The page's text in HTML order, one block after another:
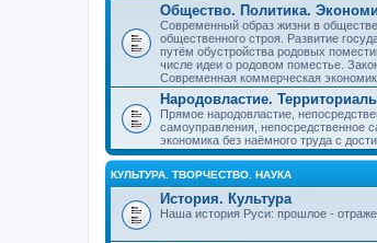
Общество. Политика.
Современный образ жизни в
общественного строя. Развитие
путём обустройства родовых
числе идеи о родовом поместье.
Современная коммерческая
Народовластие.
Прямое народовластие,
самоуправления, непосредственное
экономика без наёмного труда с
КУЛЬТУРА. ТВОРЧЕСТВО. НАУКА
История. Культура
Наша история Руси: прошлое -